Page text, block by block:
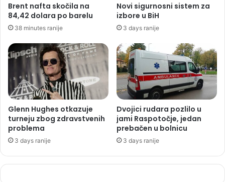
Brent nafta skočila na
84,42 dolara po barelu
38 minutes ranije
Novi sigurnosni sistem za
izbore u BiH
3 days ranije
Glenn Hughes otkazuje
turneju zbog zdravstvenih
problema
3 days ranije
Dvojici rudara pozlilo u
jami Raspotočje, jedan
prebačen u bolnicu
3 days ranije